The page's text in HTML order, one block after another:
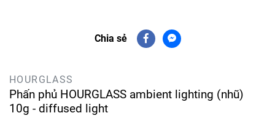
Chia sẻ
HOURGLASS
Phấn phủ HOURGLASS ambient lighting (nhũ)
10g - diffused light